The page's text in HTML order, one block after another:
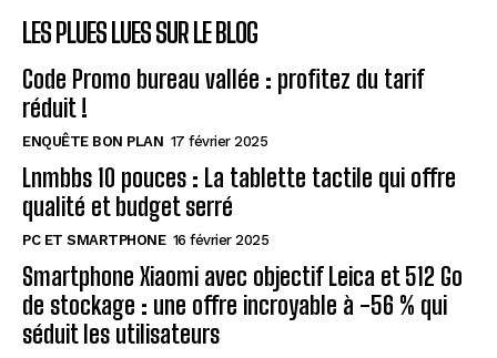
LES PLUES LUES SUR LE BLOG
Code Promo bureau vallée : profitez du tarif
réduit !
ENQUÊTE BON PLAN 17 février 2025
Lnmbbs 10 pouces : La tablette tactile qui offre
qualité et budget serré
PC ET SMARTPHONE 16 février 2025
Smartphone Xiaomi avec objectif Leica et 512 Go
de stockage : une offre incroyable à -56 % qui
séduit les utilisateurs